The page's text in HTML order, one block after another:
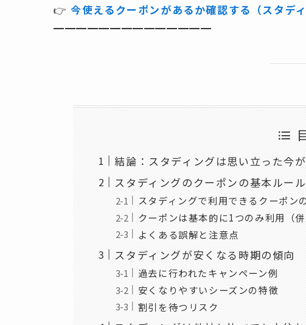
👉今使えるクーポンがあるか確認する（スタデ
━━━━━━━━━━━━━━
結論：スタディングは思い立った今
スタディングのクーポンの基本ルー
スタディングで利用できるクーポン
クーポンは基本的に1つのみ利用（併
よくある誤解と注意点
スタディングが安くなる時期の傾向
過去に行われたキャンペーン例
安くなりやすいシーズンの特徴
割引を待つリスク